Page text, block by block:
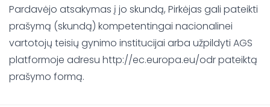
Pardavėjo atsakymas į jo skundą, Pirkėjas gali pateikti
prašymą (skundą) kompetentingai nacionalinei
vartotojų teisių gynimo institucijai arba užpildyti AGS
platformoje adresu http://ec.europa.eu/odr pateiktą
prašymo formą.